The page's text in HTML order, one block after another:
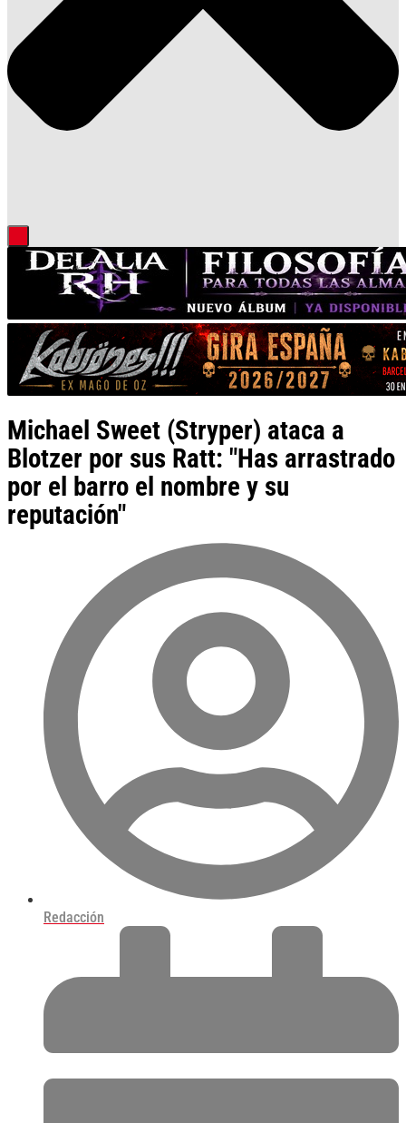
Michael Sweet (Stryper) ataca a
Blotzer por sus Ratt: "Has arrastrado
por el barro el nombre y su
reputación"
Redacción